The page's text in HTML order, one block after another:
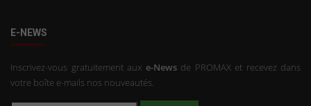
E-NEWS
Inscrivez-vous gratuitement aux e-Newsde PROMAX et recevez dans
votre boîte e-mails nos nouveautés.